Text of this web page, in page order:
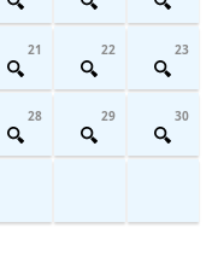
21 22 23
28 29 30